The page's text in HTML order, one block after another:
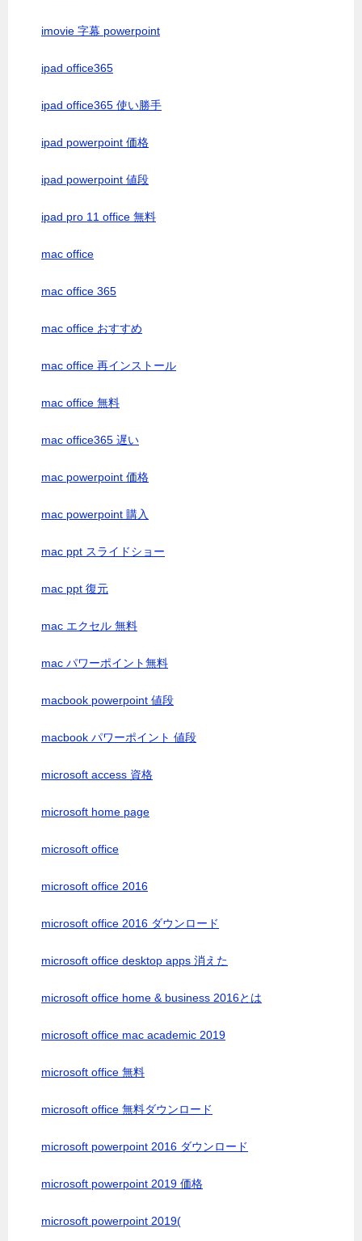
imovie 字幕 powerpoint
ipad office365
ipad office365 使い勝手
ipad powerpoint 価格
ipad powerpoint 値段
ipad pro 11 office 無料
mac office
mac office 365
mac office おすすめ
mac office 再インストール
mac office 無料
mac office365 遅い
mac powerpoint 価格
mac powerpoint 購入
mac ppt スライドショー
mac ppt 復元
mac エクセル 無料
mac パワーポイント無料
macbook powerpoint 値段
macbook パワーポイント 値段
microsoft access 資格
microsoft home page
microsoft office
microsoft office 2016
microsoft office 2016 ダウンロード
microsoft office desktop apps 消えた
microsoft office home & business 2016とは
microsoft office mac academic 2019
microsoft office 無料
microsoft office 無料ダウンロード
microsoft powerpoint 2016 ダウンロード
microsoft powerpoint 2019 価格
microsoft powerpoint 2019(